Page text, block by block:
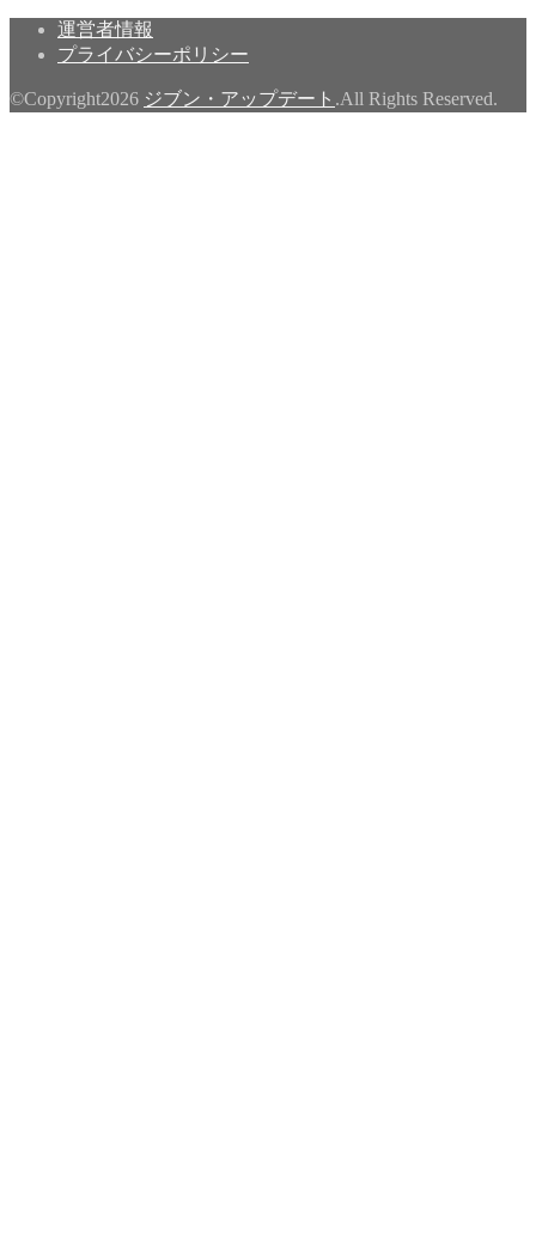
運営者情報
プライバシーポリシー
©Copyright2026 ジブン・アップデート .All Rights Reserved.